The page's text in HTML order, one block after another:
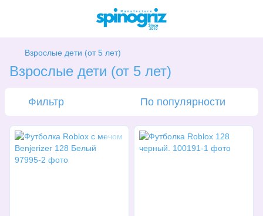
Взрослые дети (от 5 лет)
Взрослые дети (от 5 лет)
Фильтр По популярности